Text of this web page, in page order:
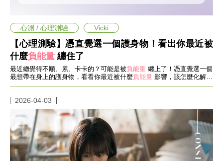
指
害
羞
話
題
關
於
己
星
座
愛
【心理測驗】憑直覺選一個護身物！看出你最近被
什麼負能量 纏住了
最近總覺得不順、累、卡卡的？可能是被負能量 纏上了！憑直覺選一個
最想帶在身上的護身物，看看你最近被什麼負能量 影響，該怎麼化解才
能重新順起來！
心測 / 心理測驗 Vicki
2026-04-03